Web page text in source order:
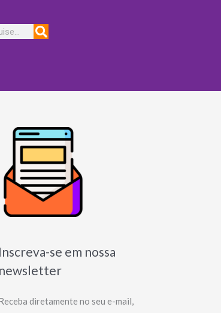
Inscreva-se em nossa
newsletter
diretamente no seu e-mail,